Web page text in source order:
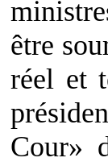
être
réel et
Cour»